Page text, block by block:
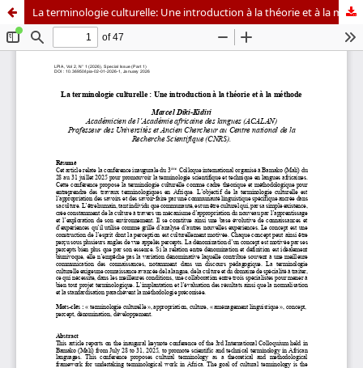
La terminologie culturelle: Une introduction à la théorie et à la méthode